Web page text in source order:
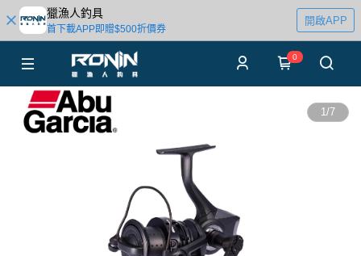
獵漁人釣具
首下載APP即贈$500折價券
開啟APP
0
1/7